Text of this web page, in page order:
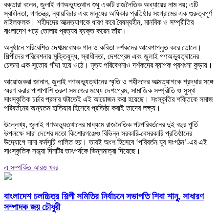
বক্তারা বলেন, জুলাই গণঅভ্যুত্থান শুধু একটি রাজনৈতিক অধ্যায়ের নাম নয়; এটি
স্বাধীনতা, গণতন্ত্র, ন্যায়বিচার এবং মানুষের অধিকার প্রতিষ্ঠার সংগ্রামের এক গুরুত্বপূর্ণ
মাইলফলক। শহীদদের আত্মত্যাগকে ধারণ করে বৈষম্যহীন, মানবিক ও সম্প্রীতির
বাংলাদেশ গড়ে তোলার প্রত্যয় ব্যক্ত করেন তাঁরা।
অনুষ্ঠানে পরিবেশিত দেশাত্মবোধক গান ও কবিতা দর্শকদের আবেগাপ্লুত করে তোলে।
শিল্পীদের পরিবেশনায় মুক্তিযুদ্ধ, স্বাধীনতা, দেশপ্রেম এবং জুলাই গণঅভ্যুত্থানের
চেতনা এক সুতোয় গাঁথা হয়ে ওঠে। নৃত্য পরিবেশনাও দর্শকদের ব্যাপক প্রশংসা কুড়ায়।
আয়োজকরা জানান, জুলাই গণঅভ্যুত্থানের স্মৃতি ও শহীদদের আত্মত্যাগকে শ্রদ্ধার সঙ্গে
স্মরণ করার পাশাপাশি তরুণ সমাজের মধ্যে দেশপ্রেম, সামাজিক সম্প্রীতি ও সুস্থ
সাংস্কৃতিক চর্চার প্রসার ঘটাতেই এই আয়োজন করা হয়েছে। সংস্কৃতির শক্তিকে সমাজ
পরিবর্তনের অন্যতম হাতিয়ার হিসেবে প্রতিষ্ঠা করাই তাদের লক্ষ্য।
উল্লেখ্য, জুলাই গণঅভ্যুত্থানের মাধ্যমে রাজনৈতিক পটপরিবর্তনের দুই বছর পূর্তি
উপলক্ষে সারা দেশের মতো কিশোরগঞ্জেও বিভিন্ন সরকারি-বেসরকারি প্রতিষ্ঠানের
উদ্যোগে নানা কর্মসূচি পালিত হয়। তারই অংশ হিসেবে ‘পরিবর্তন যুব সংগঠন’-এর এই
সাংস্কৃতিক সন্ধ্যা দিনটির তাৎপর্যকে ভিন্নমাত্রা দিয়েছে।
এ সম্পর্কিত আরও খবর
বাংলাদেশ চলচ্চিত্র শিল্পী সমিতির নির্বাচনে সভাপতি শিবা শানু, সাধারণ
সম্পাদক জয় চৌধুরী